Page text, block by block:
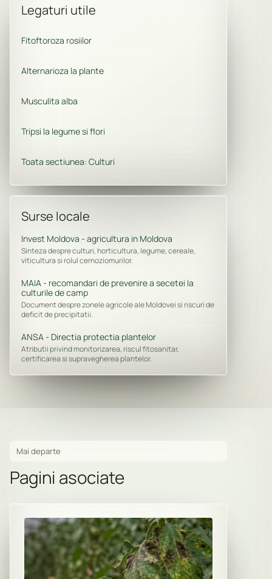
Legaturi utile
Fitoftoroza rosiilor
Alternarioza la plante
Musculita alba
Tripsi la legume si flori
Toata sectiunea: Culturi
Surse locale
Invest Moldova - agricultura in Moldova
Sinteza despre culturi, horticultura, legume, cereale,
viticultura si rolul cernoziomurilor.
MAIA - recomandari de prevenire a secetei la
culturile de camp
Document despre zonele agricole ale Moldovei si riscuri de
deficit de precipitatii.
ANSA - Directia protectia plantelor
Atributii privind monitorizarea, riscul fitosanitar,
certificarea si supravegherea plantelor.
Mai departe
Pagini asociate